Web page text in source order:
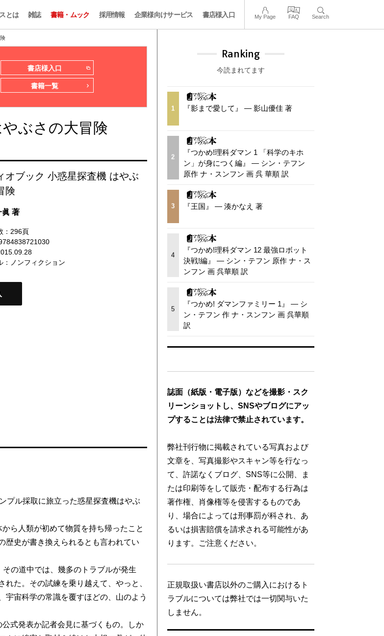
とは 雑誌 書籍・ムック 採用情報 企業様向けサービス 書店様入口 My Page FAQ Search
書店様入口
書籍一覧
ぶさの大冒険
オブック 小惑星探査機 はやぶ
険
著
：296頁
ノンフィクション
プル採取に旅立った惑星探査機はやぶ
ら人類が初めて物質を持ち帰ったこと
歴史が書き換えられるとも言われてい
の道中では、幾多のトラブルが発生
た。その試練を乗り越えて、やっと、
宙科学の常識を覆すほどの、山のよう
式発表か記者会見に基づくもの。しか
Ranking
今読まれてます
1 『影まで愛して』 — 影山優佳 著
2
『つかめ!理科ダマン 1 「科学のキホ
ン」が身につく編』 — シン・テフン
原作 ナ・スンフン 画 呉 華順 訳
3 『王国』 — 湊かなえ 著
4
『つかめ!理科ダマン 12 最強ロボット
決戦!編』 — シン・テフン 原作 ナ・ス
ンフン 画 呉華順 訳
5
『つかめ! ダマンファミリー 1』 — シ
ン・テフン 作 ナ・スンフン 画 呉華順
訳
誌面（紙版・電子版）などを撮影・スク
リーンショットし、SNSやブログにアッ
プすることは法律で禁止されています。
弊社刊行物に掲載されている写真および
文章を、写真撮影やスキャン等を行なっ
て、許諾なくブログ、SNS等に公開、ま
たは印刷等をして販売・配布する行為は
著作権、肖像権等を侵害するものであ
り、場合によっては刑事罰が科され、あ
るいは損害賠償を請求される可能性があ
ります。ご注意ください。
正規取扱い書店以外のご購入におけるト
ラブルについては弊社では一切関与いた
しません。